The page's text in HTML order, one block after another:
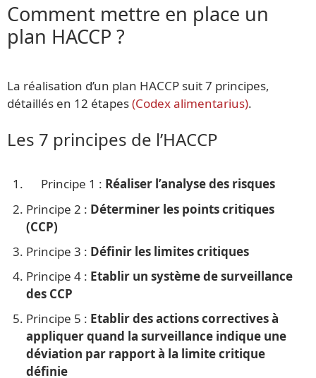
Comment mettre en place un
plan HACCP ?
La réalisation d’un plan HACCP suit 7 principes,
détaillés en 12 étapes(Codex alimentarius).
Les 7 principes de l’HACCP
Principe 1 : Réaliser l’analyse des risques
Principe 2 : Déterminer les points critiques
(CCP)
Principe 3 : Définir les limites critiques
Principe 4 : Etablir un système de surveillance
des CCP
Principe 5 : Etablir des actions correctives à
appliquer quand la surveillance indique une
déviation par rapport à la limite critique
définie